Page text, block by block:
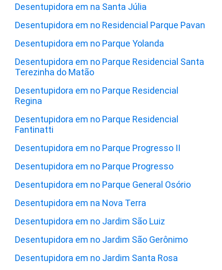
Desentupidora em na Santa Júlia
Desentupidora em no Residencial Parque Pavan
Desentupidora em no Parque Yolanda
Desentupidora em no Parque Residencial Santa
Terezinha do Matão
Desentupidora em no Parque Residencial
Regina
Desentupidora em no Parque Residencial
Fantinatti
Desentupidora em no Parque Progresso II
Desentupidora em no Parque Progresso
Desentupidora em no Parque General Osório
Desentupidora em na Nova Terra
Desentupidora em no Jardim São Luiz
Desentupidora em no Jardim São Gerônimo
Desentupidora em no Jardim Santa Rosa